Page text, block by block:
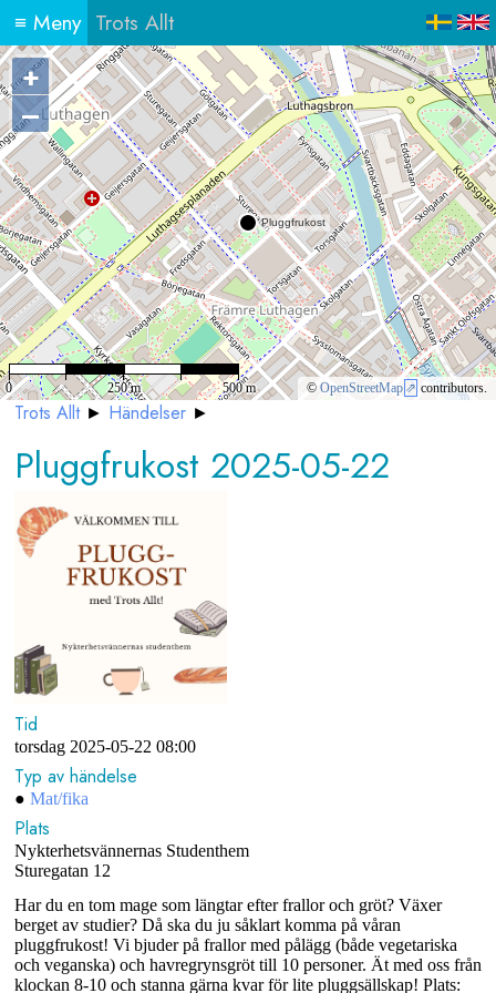
≡Meny Trots Allt
+
–
© OpenStreetMap contributors.
0 250 m 500 m
Trots Allt► Händelser►
Pluggfrukost 2025-05-22
Tid
torsdag 2025-05-22 08:00
Typ av händelse
● Mat/fika
Plats
Nykterhetsvännernas Studenthem
Sturegatan 12
Har du en tom mage som längtar efter frallor och gröt? Växer
berget av studier? Då ska du ju såklart komma på våran
pluggfrukost! Vi bjuder på frallor med pålägg (både vegetariska
och veganska) och havregrynsgröt till 10 personer. Ät med oss från
klockan 8-10 och stanna gärna kvar för lite pluggsällskap! Plats: